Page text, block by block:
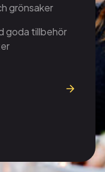
grönsaker
goda tillbehör